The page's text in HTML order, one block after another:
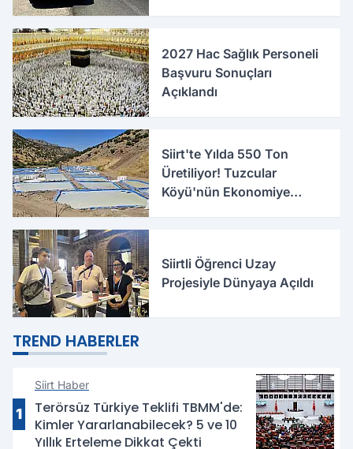
2027 Hac Sağlık Personeli
Başvuru Sonuçları
Açıklandı
Siirt'te Yılda 550 Ton
Üretiliyor! Tuzcular
Köyü'nün Ekonomiye
Siirtli Öğrenci Uzay
Projesiyle Dünyaya Açıldı
TREND HABERLER
1
Siirt Haber
Terörsüz Türkiye Teklifi TBMM'de:
Kimler Yararlanabilecek? 5 ve 10
Yıllık Erteleme Dikkat Çekti